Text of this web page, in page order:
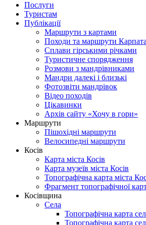
Послуги
Туристам
Публікації
Маршрути з картами
Походи та маршрути
Сплави гірськими річками
Туристичне спорядження
Розмови з мандрівниками
Мандри далекі і близькі
Фотозвіти мандрівок
Відео походів
Цікавинки
Архів сайту «Хочу в гори»
Маршрути
Пішохідні маршрути
Велосипедні маршрути
Косів
Карта міста Косів
Карта музеїв міста Косів
Топографічна карта міста
Фрагмент топографічної
Косівщина
Села
Топографічна карта
Топографічна карта